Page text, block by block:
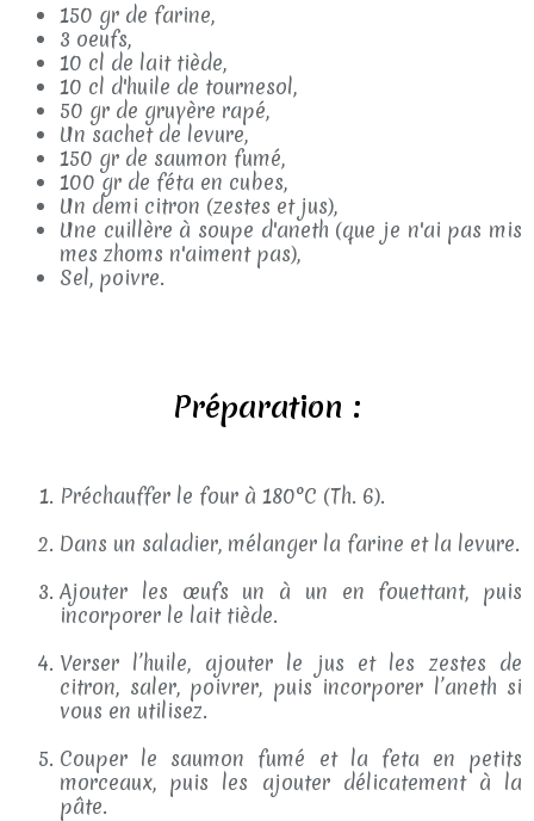
150 gr de farine,
3 oeufs,
10 cl de lait tiède,
10 cl d'huile de tournesol,
50 gr de gruyère rapé,
Un sachet de levure,
150 gr de saumon fumé,
100 gr de féta en cubes,
Un demi citron (zestes et jus),
Une cuillère à soupe d'aneth (que je n'ai pas mis
mes zhoms n'aiment pas),
Sel, poivre.
Préparation :
Préchauffer le four à 180°C (Th. 6).
Dans un saladier, mélanger la farine et la levure.
Ajouter les œufs un à un en fouettant, puis
incorporer le lait tiède.
Verser l’huile, ajouter le jus et les zestes de
citron, saler, poivrer, puis incorporer l’aneth si
vous en utilisez.
Couper le saumon fumé et la feta en petits
morceaux, puis les ajouter délicatement à la
pâte.